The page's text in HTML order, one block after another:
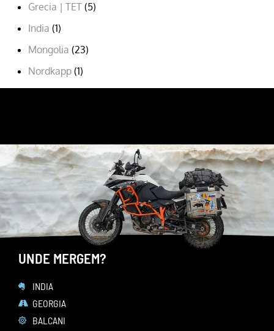
Grecia | TET (5)
India (1)
Mongolia (23)
Nordkapp (1)
URMARESTE-MA PE
FACEBOOK
YOUTUBE
INSTAGRAM
UNDE MERGEM?
INDIA
GEORGIA
BALCANI